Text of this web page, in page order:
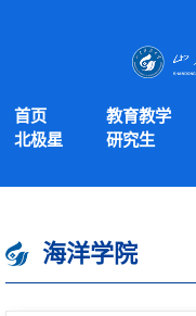
首页 教育教学
北极星
研究生
海洋学院